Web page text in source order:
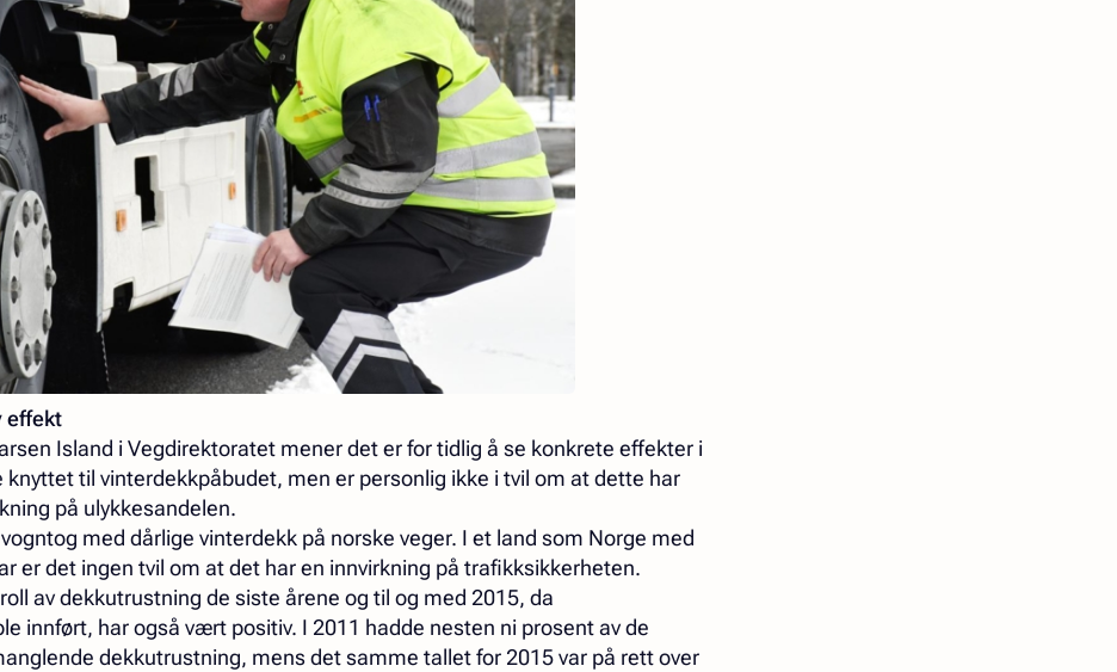
effekt
Island i Vegdirektoratet mener det er for tidlig å se konkrete effekter i
til vinterdekkpåbudet, men er personlig ikke i tvil om at dette har
på ulykkesandelen.
med dårlige vinterdekk på norske veger. I et land som Norge med
er det ingen tvil om at det har en innvirkning på trafikksikkerheten.
av dekkutrustning de siste årene og til og med 2015, da
innført, har også vært positiv. I 2011 hadde nesten ni prosent av de
dekkutrustning, mens det samme tallet for 2015 var på rett over